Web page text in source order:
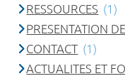
RESSOURCES (1)
PRESENTATION
CONTACT (1)
ACTUALITES ET